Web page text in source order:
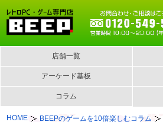
店舗一覧
アーケード基板
コラム
HOME BEEPのゲームを10倍楽しむコラム